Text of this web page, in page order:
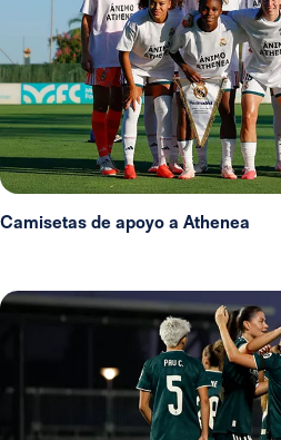
Camisetas de apoyo a Athenea